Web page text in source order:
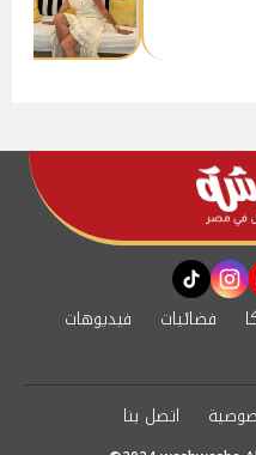
instagram
tiktok
فضائيات
فيديوهات
اتصل بنا